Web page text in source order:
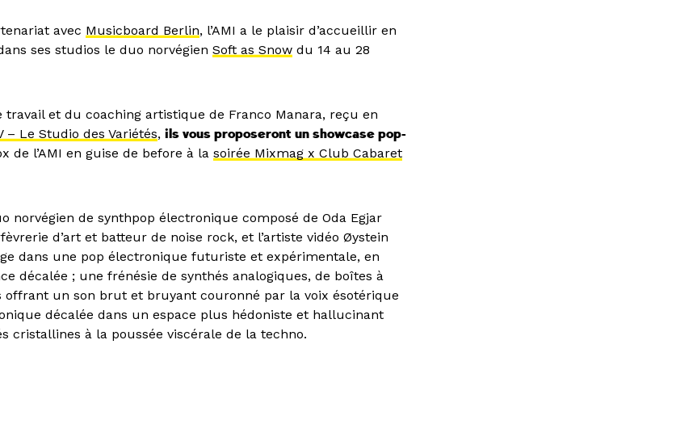
avec Musicboard Berlin, l’AMI a le plaisir d’accueillir en
ses studios le duo norvégienSoft as Snow du 14 au 28
travail et du coaching artistique de Franco Manara, reçu en
– Le Studio des Variétés,ils vous proposeront un showcase pop-
de l’AMI en guise de before à lasoirée Mixmag x Club Cabaret
norvégien de synthpop électronique composé de Oda Egjar
d’art et batteur de noise rock, et l’artiste vidéo Øystein
dans une pop électronique futuriste et expérimentale, en
décalée ; une frénésie de synthés analogiques, de boîtes à
offrant un son brut et bruyant couronné par la voix ésotérique
décalée dans un espace plus hédoniste et hallucinant
cristallines à la poussée viscérale de la techno.